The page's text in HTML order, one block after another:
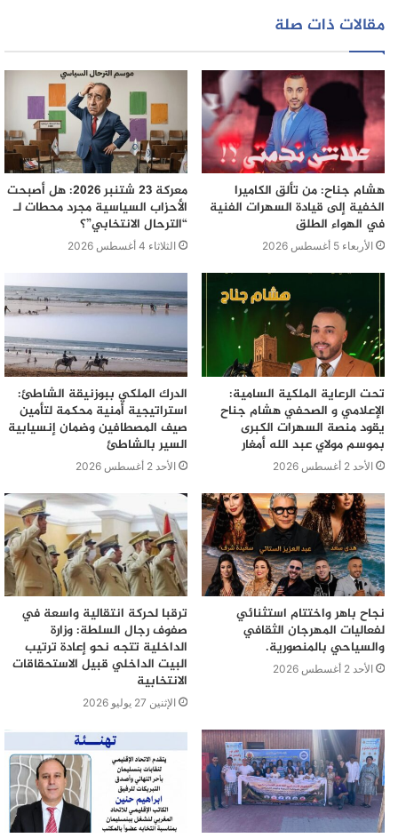
مقالات ذات صلة
هشام جناح: من تألق الكاميرا
الخفية إلى قيادة السهرات الفنية
في الهواء الطلق
الأربعاء 5 أغسطس 2026
معركة 23 شتنبر 2026: هل أصبحت
الأحزاب السياسية مجرد محطات لـ
“الترحال الانتخابي”؟
الثلاثاء 4 أغسطس 2026
تحت الرعاية الملكية السامية:
الإعلامي و الصحفي هشام جناح
يقود منصة السهرات الكبرى
بموسم مولاي عبد الله أمغار
الأحد 2 أغسطس 2026
الدرك الملكي ببوزنيقة الشاطئ:
استراتيجية أمنية محكمة لتأمين
صيف المصطافين وضمان إنسيابية
السير بالشاطئ
الأحد 2 أغسطس 2026
نجاح باهر واختتام استثنائي
لفعاليات المهرجان الثقافي
والسياحي بالمنصورية.
الأحد 2 أغسطس 2026
ترقبا لحركة انتقالية واسعة في
صفوف رجال السلطة: وزارة
الداخلية تتجه نحو إعادة ترتيب
البيت الداخلي قبيل الاستحقاقات
الانتخابية
الإثنين 27 يوليو 2026